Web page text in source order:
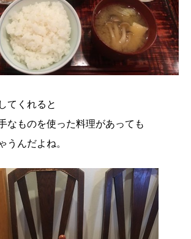
てくれると
なものを使った料理があっても
うんだよね。